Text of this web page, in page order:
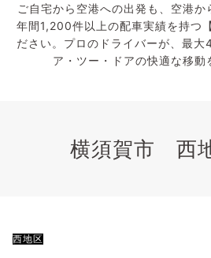
ご自宅から空港への出発も、空港か
年間1,200件以上の配車実績を持つ
ださい。プロのドライバーが、最大
ア・ツー・ドアの快適な移動
横須賀市 西
西地区